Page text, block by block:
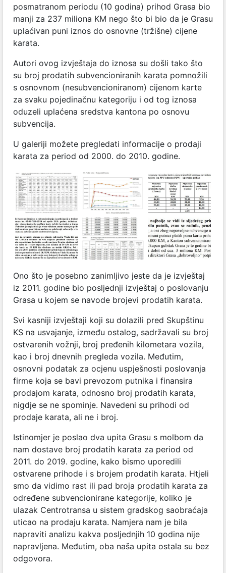
posmatranom periodu (10 godina) prihod Grasa bio
manji za 237 miliona KM nego što bi bio da je Grasu
uplaćivan puni iznos do osnovne (tržišne) cijene
karata.
Autori ovog izvještaja do iznosa su došli tako što
su broj prodatih subvencioniranih karata pomnožili
s osnovnom (nesubvencioniranom) cijenom karte
za svaku pojedinačnu kategoriju i od tog iznosa
oduzeli uplaćena sredstva kantona po osnovu
subvencija.
U galeriji možete pregledati informacije o prodaji
karata za period od 2000. do 2010. godine.
Ono što je posebno zanimljivo jeste da je izvještaj
iz 2011. godine bio posljednji izvještaj o poslovanju
Grasa u kojem se navode brojevi prodatih karata.
Svi kasniji izvještaji koji su dolazili pred Skupštinu
KS na usvajanje, između ostalog, sadržavali su broj
ostvarenih vožnji, broj pređenih kilometara vozila,
kao i broj dnevnih pregleda vozila. Međutim,
osnovni podatak za ocjenu uspješnosti poslovanja
firme koja se bavi prevozom putnika i finansira
prodajom karata, odnosno broj prodatih karata,
nigdje se ne spominje. Navedeni su prihodi od
prodaje karata, ali ne i broj.
Istinomjer je poslao dva upita Grasu s molbom da
nam dostave broj prodatih karata za period od
2011. do 2019. godine, kako bismo uporedili
ostvarene prihode i s brojem prodatih karata. Htjeli
smo da vidimo rast ili pad broja prodatih karata za
određene subvencionirane kategorije, koliko je
ulazak Centrotransa u sistem gradskog saobraćaja
uticao na prodaju karata. Namjera nam je bila
napraviti analizu kakva posljednjih 10 godina nije
napravljena. Međutim, oba naša upita ostala su bez
odgovora.